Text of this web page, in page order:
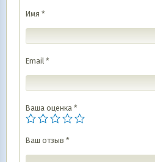
Имя *
Email *
Ваша оценка *
Ваш отзыв *